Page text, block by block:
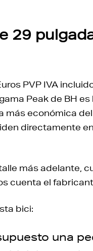
29
PVP IVA
Peak de BH
más económica
directamente
más adelante,
cuenta el
bici:
una